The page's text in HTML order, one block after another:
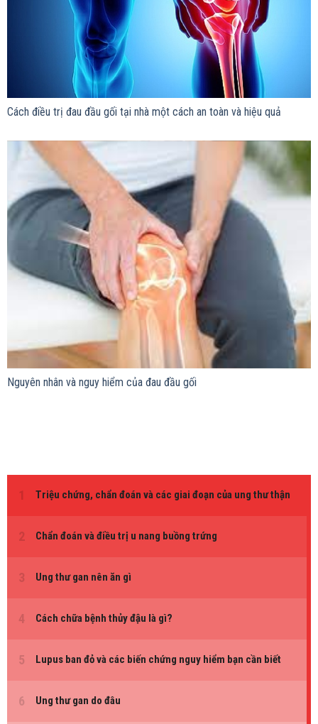
Cách điều trị đau đầu gối tại nhà một cách an toàn và hiệu quả
Nguyên nhân và nguy hiểm của đau đầu gối